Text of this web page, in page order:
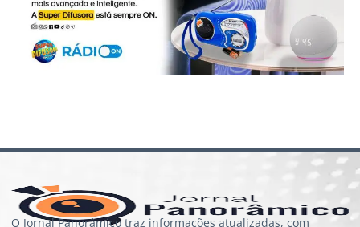
O Jornal Panorâmico traz informações atualizadas, com